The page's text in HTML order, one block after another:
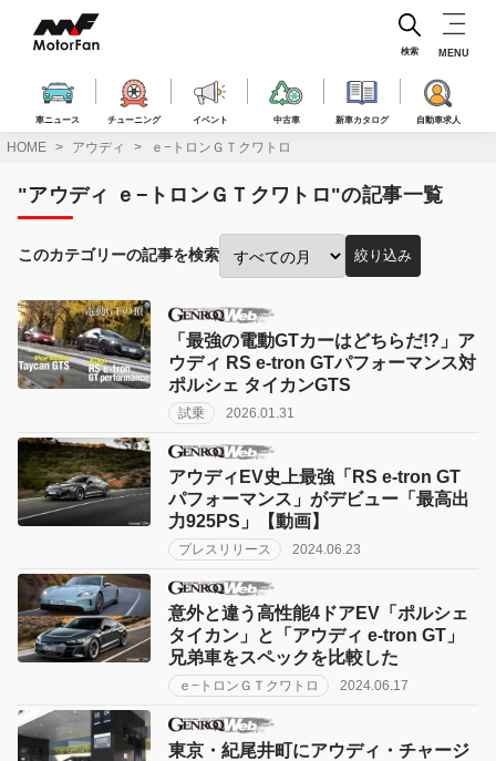
ス
車ニュース チューニング イベント 中古車 新車カタログ 自動車求人
検索 MENU
HOME アウディ ｅ−トロンＧＴクワトロ
"アウディ ｅ−トロンＧＴクワトロ"の記事一覧
このカテゴリーの記事を検索
投
月
で
絞
り
絞り込み
「最強の電動GTカーはどちらだ!?」ア
ウディ RS e-tron GTパフォーマンス対
ポルシェ タイカンGTS
試乗 2026.01.31
アウディEV史上最強「RS e-tron GT
パフォーマンス」がデビュー「最高出
力925PS」【動画】
プレスリリース 2024.06.23
意外と違う高性能4ドアEV「ポルシェ
タイカン」と「アウディ e-tron GT」
兄弟車をスペックを比較した
ｅ−トロンＧＴクワトロ 2024.06.17
東京・紀尾井町にアウディ・チャージ